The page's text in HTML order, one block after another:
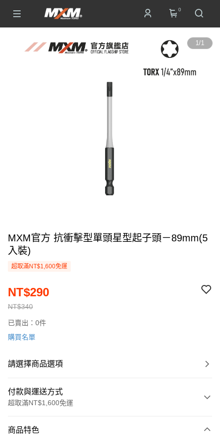
0
1/1
MXM官方 抗衝擊型單頭星型起子頭－89mm(5
入裝)
超取滿NT$1,600免運
NT$340
NT$290
已賣出：0件
購買名單
請選擇商品選項
付款與運送方式
超取滿NT$1,600免運
信用卡一次付款
商品特色